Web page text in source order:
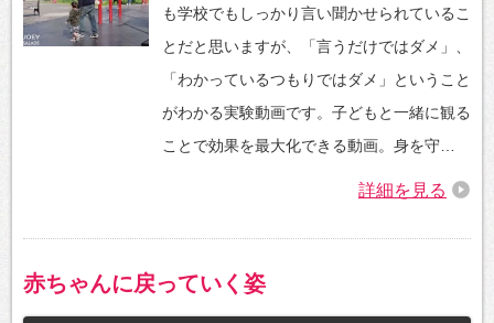
も学校でもしっかり言い聞かせられているこ
とだと思いますが、「言うだけではダメ」、
「わかっているつもりではダメ」ということ
がわかる実験動画です。子どもと一緒に観る
ことで効果を最大化できる動画。身を守…
詳細を見る
赤ちゃんに戻っていく姿